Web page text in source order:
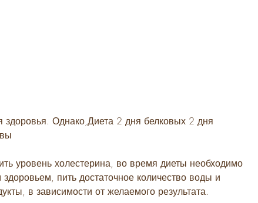
уровень холестерина, во время диеты необходимо
пить достаточное количество воды и
в зависимости от желаемого результата.